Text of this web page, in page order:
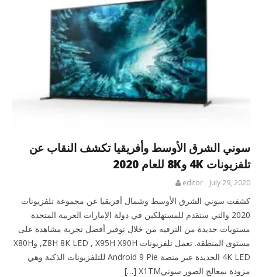
سوني الشرق الأوسط وأفريقيا تكشف النقاب عن
تلفزيونات 4K و8K للعام 2020
July 29, 2020
editor
كشفت سوني الشرق الأوسط وشمال أفريقيا عن مجموعة تلفزيونات
2020 والتي ستقدم للمستهلكين في دولة الإمارات العربية المتحدة
مستويات جديدة من الترفيه من خلال توفير أفضل تجربة مشاهدة على
مستوى المنطقة. تعمل تلفزيونات Z8H 8K LED , X95H X90H, وX80H
4K LED الجديدة عبر منصة Android 9 Pie للتلفزيونات الذكية وهي
مزودة بمعالج الصور سونيX1TM […]